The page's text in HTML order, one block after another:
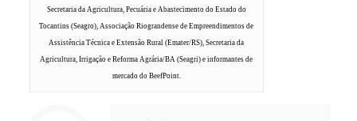
Secretaria da Agricultura, Pecuária e Abastecimento do Estado do
Tocantins (Seagro), Associação Riograndense de Empreendimentos de
Assistência Técnica e Extensão Rural (Emater/RS), Secretaria da
Agricultura, Irrigação e Reforma Agrária/BA (Seagri) e informantes de
mercado do BeefPoint.